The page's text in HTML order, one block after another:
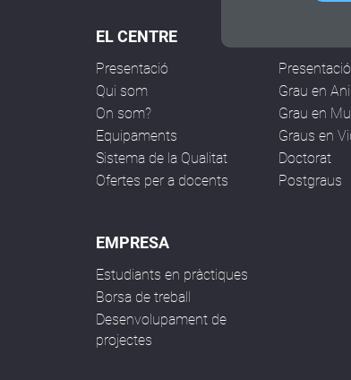
EL CENTRE
Presentació
Qui som
On som?
Equipaments
Sistema de la Qualitat
Ofertes per a docents
Presentació
Grau en
Grau en
Graus en
Doctorat
Postgraus
EMPRESA
Estudiants en pràctiques
Borsa de treball
Desenvolupament de
projectes